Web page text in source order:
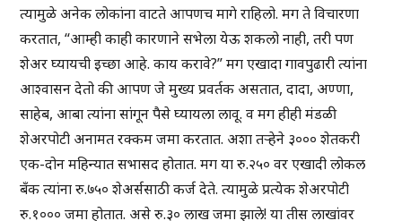
त्यामुळे अनेक लोकांना वाटते आपणच मागे राहिलो. मग ते विचारणा
करतात, “आम्ही काही कारणाने सभेला येऊ शकलो नाही, तरी पण
शेअर घ्यायची इच्छा आहे. काय करावे?” मग एखादा गावपुढारी त्यांना
आश्वासन देतो की आपण जे मुख्य प्रवर्तक असतात, दादा, अण्णा,
साहेब, आबा त्यांना सांगून पैसे घ्यायला लावू. व मग हीही मंडळी
शेअरपोटी अनामत रक्कम जमा करतात. अशा तऱ्हेने ३००० शेतकरी
एक-दोन महिन्यात सभासद होतात. मग या रु.२५० वर एखादी लोकल
बँक त्यांना रु.७५० शेअर्ससाठी कर्ज देते. त्यामुळे प्रत्येक शेअरपोटी
रु.१००० जमा होतात. असे रु.३० लाख जमा झाले! या तीस लाखांवर